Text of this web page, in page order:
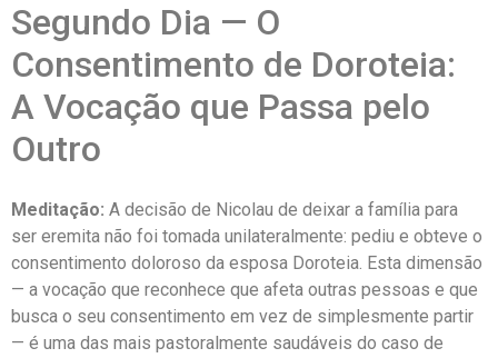
Segundo Dia — O
Consentimento de Doroteia:
A Vocação que Passa pelo
Outro
Meditação: A decisão de Nicolau de deixar a família para
ser eremita não foi tomada unilateralmente: pediu e obteve o
consentimento doloroso da esposa Doroteia. Esta dimensão
— a vocação que reconhece que afeta outras pessoas e que
busca o seu consentimento em vez de simplesmente partir
— é uma das mais pastoralmente saudáveis do caso de